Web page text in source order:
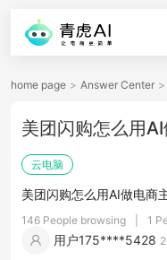
home page > Answer Center >
美团闪购怎么用
云电脑
美团闪购怎么用AI做电商
146 People browsing 1
用户175****5428